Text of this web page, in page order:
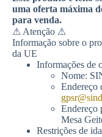
uma oferta máxima
para venda.
⚠ Atenção ⚠
Informação sobre o
da UE
Informações de
Nome:
Endereço
Endereço
Mesa
Restrições de